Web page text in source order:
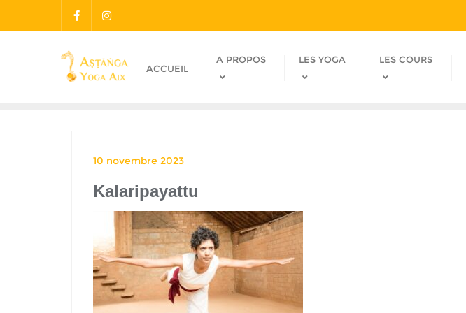
ACCUEIL
A PROPOS LES YOGA LES COURS
10 novembre 2023
Kalaripayattu